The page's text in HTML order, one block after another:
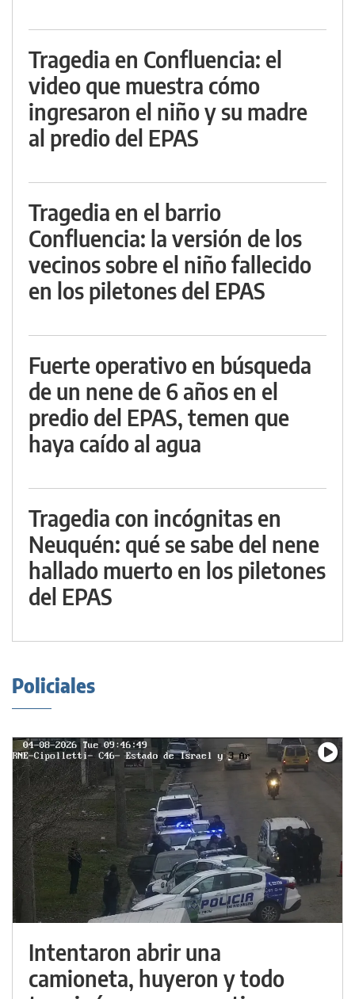
Tragedia en Confluencia: el
video que muestra cómo
ingresaron el niño y su madre
al predio del EPAS
Tragedia en el barrio
Confluencia: la versión de los
vecinos sobre el niño fallecido
en los piletones del EPAS
Fuerte operativo en búsqueda
de un nene de 6 años en el
predio del EPAS, temen que
haya caído al agua
Tragedia con incógnitas en
Neuquén: qué se sabe del nene
hallado muerto en los piletones
del EPAS
Policiales
Intentaron abrir una
camioneta, huyeron y todo